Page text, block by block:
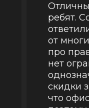
ребят.
от
про
нет
скидки
что